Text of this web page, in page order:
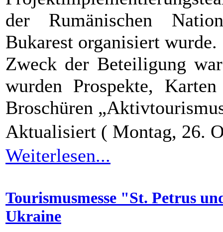
der Rumänischen
Bukarest organisiert wurde.
Zweck der Beteiligung
wurden Prospekte,
Broschüren
Aktualisiert ( Montag, 26.
Weiterlesen...
Tourismusmesse "St. Petrus
Ukraine